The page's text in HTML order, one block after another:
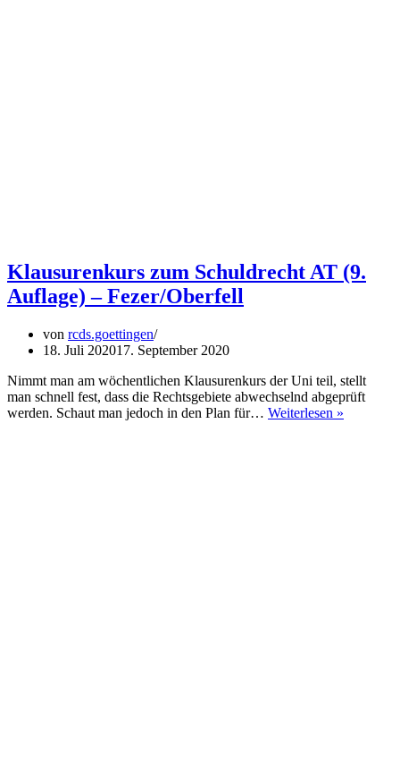
Klausurenkurs zum Schuldrecht AT (9.
Auflage) – Fezer/Oberfell
von rcds.goettingen
18. Juli 202017. September 2020
Nimmt man am wöchentlichen Klausurenkurs der Uni teil, stellt
man schnell fest, dass die Rechtsgebiete abwechselnd abgeprüft
werden. Schaut man jedoch in den Plan für… Weiterlesen »